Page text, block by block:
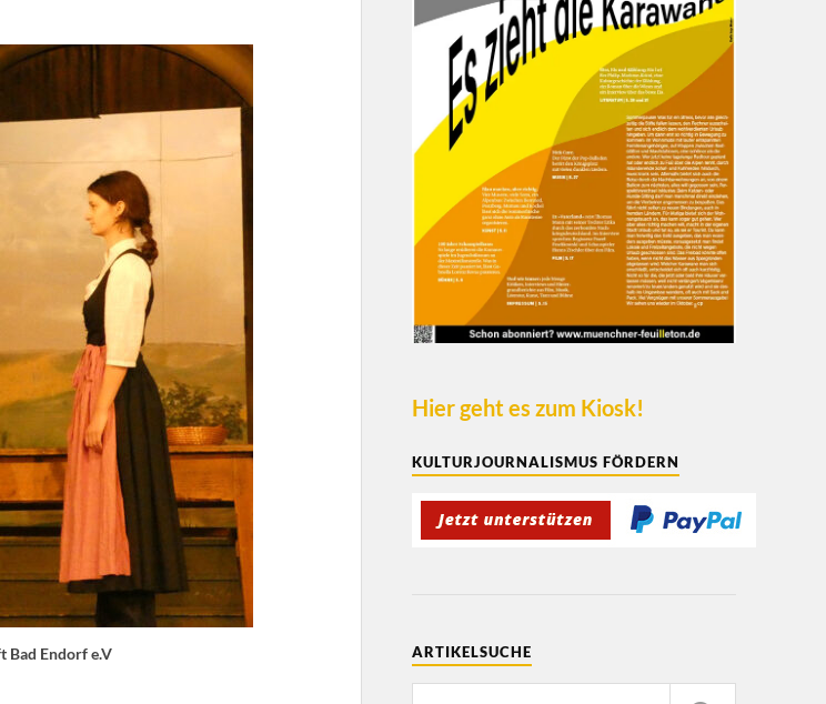
Bad Endorf e.V
Hier geht es zum Kiosk!
KULTURJOURNALISMUS FÖRDERN
ARTIKELSUCHE